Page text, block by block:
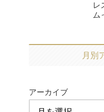
レ
ム
月別
アーカイブ